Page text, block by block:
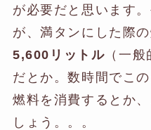
が必要だと思います
が、満タンにした際
5,600リットル （一
だとか。数時間でこ
燃料を消費するとか
しょう。。。